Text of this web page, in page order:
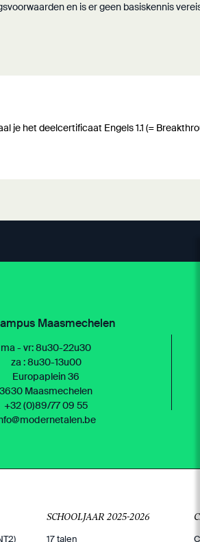
en is er geen basiskennis
je het deelcertificaat Engels 1.1 (=
Maasmechelen
ma - vr: 8u30-22u30
za : 8u30-13u00
Europaplein 36
3630 Maasmechelen
+32 (0)89/77 09 55
SCHOOLJAAR 2025-2026
17 talen